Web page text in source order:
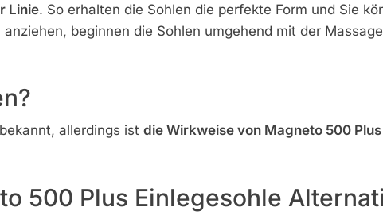
Linie. So erhalten die Sohlen die perfekte Form und Sie
beginnen die Sohlen umgehend mit der
allerdings ist die Wirkweise von Magneto 500
500 Plus Einlegesohle